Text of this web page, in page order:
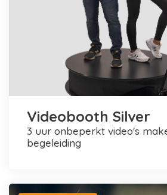
Videobooth Silver
3 uur onbeperkt video's maken + personele
begeleiding